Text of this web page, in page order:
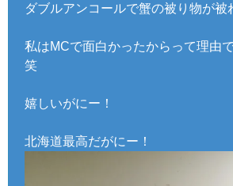
ダブルアンコールで蟹の被り物が被
私はMCで面白かったからって理由
笑
嬉しいがにー！
北海道最高だがにー！